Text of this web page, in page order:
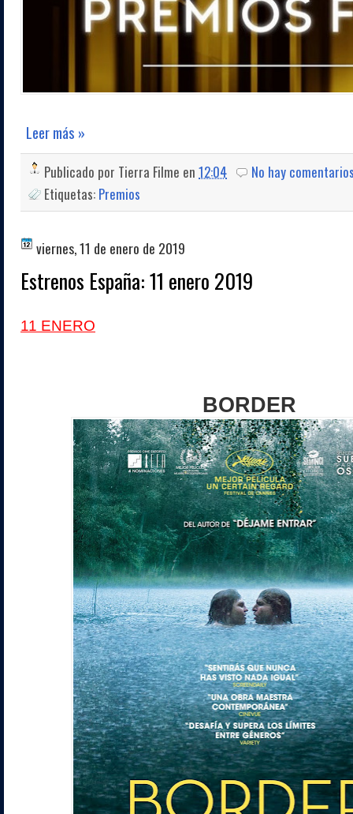
Leer más »
Publicado por Tierra Filme en 12:04
No hay
Etiquetas: Premios
viernes, 11 de enero de 2019
Estrenos España: 11 enero 2019
11 ENERO
BORDER